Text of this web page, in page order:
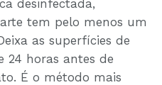
desinfectada,
tem pelo menos um
as superfícies de
24 horas antes de
É o método mais